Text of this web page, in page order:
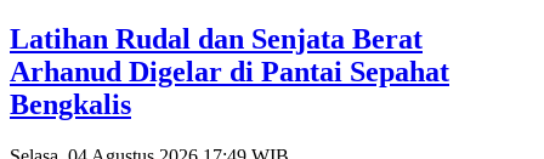
Latihan Rudal dan Senjata Berat
Arhanud Digelar di Pantai Sepahat
Bengkalis